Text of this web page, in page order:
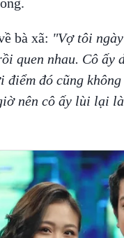
bà xã: "Vợ tôi
quen nhau. Cô
điểm đó cũng
nên cô ấy lùi lại